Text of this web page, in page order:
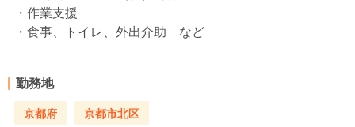
・作業支援
・食事、トイレ、外出介助 など
勤務地
京都府 京都市北区